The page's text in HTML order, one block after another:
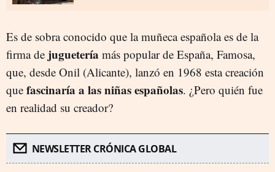
Es de sobra conocido que la muñeca española es de la
firma de juguetería más popular de España, Famosa,
que, desde Onil (Alicante), lanzó en 1968 esta creación
que fascinaría a las niñas españolas. ¿Pero quién fue
en realidad su creador?
NEWSLETTER CRÓNICA GLOBAL